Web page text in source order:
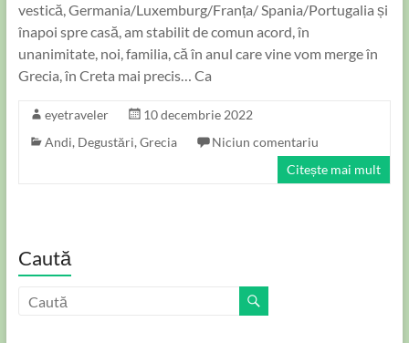
vestică, Germania/Luxemburg/Franța/ Spania/Portugalia și
înapoi spre casă, am stabilit de comun acord, în
unanimitate, noi, familia, că în anul care vine vom merge în
Grecia, în Creta mai precis… Ca
eyetraveler
10 decembrie 2022
Andi, Degustări, Grecia
Niciun comentariu
Citește mai mult
Caută